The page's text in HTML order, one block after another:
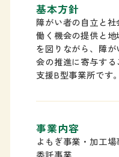
基本方針
障がい者の自立と
働く機会の提供と
を図りながら、障
会の推進に寄与す
支援B型事業所です。
事業内容
よもぎ事業・加工
委託事業